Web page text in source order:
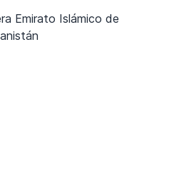
Emirato Islámico de